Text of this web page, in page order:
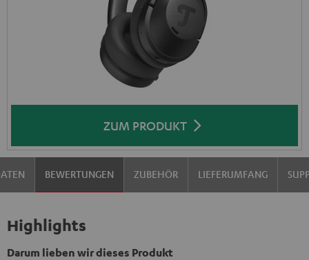
ZUM PRODUKT
BEWERTUNGEN ZUBEHÖR LIEFERUMFANG
Highlights
Darum lieben wir dieses Produkt